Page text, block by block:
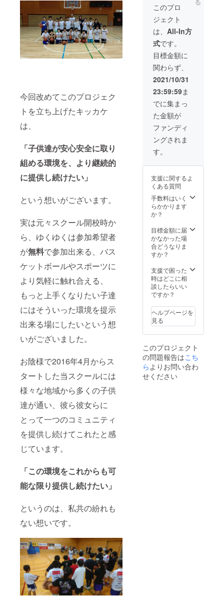
今回改めてこのプロジェク
トを立ち上げたキッカケ
は、
「子供達が安心安全に取り
組める環境を、より継続的
に提供し続けたい」
という想いがございます。
実は元々スクール開校時か
ら、ゆくゆくは参加希望者
が無料で参加出来る、バス
ケットボールやスポーツに
より気軽に触れ合える、
もっと上手くなりたい子達
にはそういった環境を提示
出来る場にしたいという想
いがございました。
お陰様で2016年4月からス
タートした当スクールには
様々な地域から多くの子供
達が通い、彼ら彼女らに
とって一つのコミュニティ
を提供し続けてこれたと感
じています。
「この環境をこれからも可
能な限り提供し続けたい」
というのは、私共の紛れも
ない想いです。
援時、
必ず備
考欄に
ご希望
のお名
前をご
記入下
さい 年
間
100,000
円のた
め、月
額約
8,300円
と同額
のサ
ポート
でござ
越える
金額は
ご負担
頂く旨
ご了承
下さい
ませ ま
たご支
援頂い
た御礼
のメー
ルと、
年4回
メール
にて活
動報告
を致し
ます。
ご支援
皆様と
作成す
る限定T
シャツ
名(Lサ
イズ)を
掲示
て頂き
ます。
※①デザ
インは
成中、
サイズ
は
140cm
まで指
定可能
ですの
で備考
欄にて
直接ご
挨拶に
伺いま
す(公共
の場所
にてお
会いさ
せて頂
きま
す)。 ※
ご挨拶
に伺う
際は交
通費や
宿泊費
等含め
40,000
円を上
ちらを
金額は
ご負担
頂く旨
ご了承
たご支
援頂い
た御礼
年4回
メール
にて活
動報告
ます。
加えて
今年度
ご支援
皆様と
作成す
る限定T
シャツ
の前面
る
このプロ
ジェクト
は、 All-In方
式です。
目標金額に
関わらず、
2021/10/31
23:59:59ま
でに集まっ
た金額が
ファンディ
ングされま
す。
支援に関するよ
くある質問
手数料はいく
らかかります
か？
目標金額に届
かなかった場
合どうなりま
すか？
支援で困った
時はどこに相
談したらいい
ですか？
ヘルプページを
見る
このプロジェクト
の問題報告はこち
らよりお問い合わ
せください